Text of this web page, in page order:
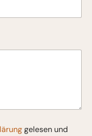
gelesen und